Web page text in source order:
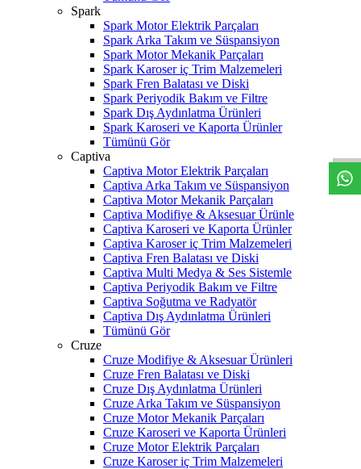
Spark
Spark Motor Elektrik Parçaları
Spark Arka Takım ve Süspansiyon
Spark Motor Mekanik Parçaları
Spark Karoser iç Trim Malzemeleri
Spark Fren Balatası ve Diski
Spark Periyodik Bakım ve Filtre
Spark Dış Aydınlatma Ürünleri
Spark Karoseri ve Kaporta Ürünler
Tümünü Gör
Captiva
Captiva Motor Elektrik Parçaları
Captiva Arka Takım ve Süspansiyon
Captiva Motor Mekanik Parçaları
Captiva Modifiye & Aksesuar Ürünle
Captiva Karoseri ve Kaporta Ürünler
Captiva Karoser iç Trim Malzemeleri
Captiva Fren Balatası ve Diski
Captiva Multi Medya & Ses Sistemle
Captiva Periyodik Bakım ve Filtre
Captiva Soğutma ve Radyatör
Captiva Dış Aydınlatma Ürünleri
Tümünü Gör
Cruze
Cruze Modifiye & Aksesuar Ürünleri
Cruze Fren Balatası ve Diski
Cruze Dış Aydınlatma Ürünleri
Cruze Arka Takım ve Süspansiyon
Cruze Motor Mekanik Parçaları
Cruze Karoseri ve Kaporta Ürünleri
Cruze Motor Elektrik Parçaları
Cruze Karoser iç Trim Malzemeleri